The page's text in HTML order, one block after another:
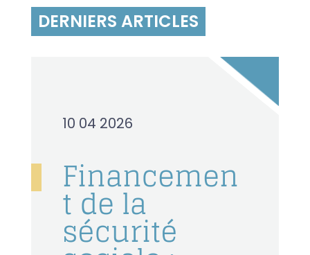
DERNIERS ARTICLES
10 04 2026
Financemen
t de la
sécurité